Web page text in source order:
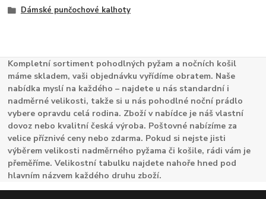
Dámské punčochové kalhoty
Kompletní sortiment pohodlných pyžam a nočních košil
máme skladem, vaši objednávku vyřídíme obratem. Naše
nabídka myslí na každého – najdete u nás standardní i
nadměrné velikosti, takže si u nás pohodlné noční prádlo
vybere opravdu celá rodina. Zboží v nabídce je náš vlastní
dovoz nebo kvalitní česká výroba. Poštovné nabízíme za
velice příznivé ceny nebo zdarma. Pokud si nejste jisti
výběrem velikosti nadměrného pyžama či košile, rádi vám je
přeměříme. Velikostní tabulku najdete nahoře hned pod
hlavním názvem každého druhu zboží.